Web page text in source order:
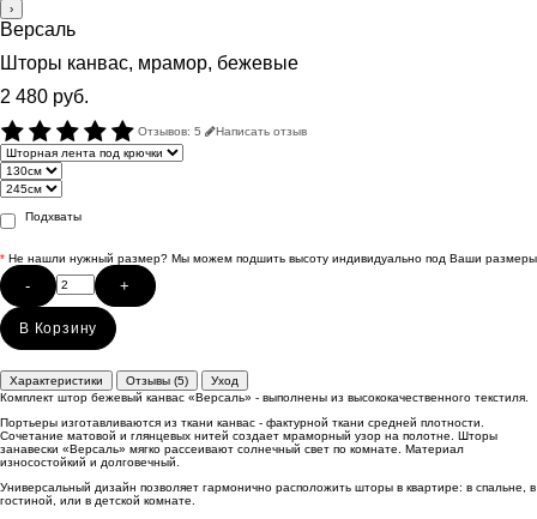
›
Версаль
Шторы канвас, мрамор, бежевые
2 480 руб.
Отзывов: 5 Написать отзыв
Подхваты
* Не нашли нужный размер? Мы можем подшить высоту индивидуально под Ваши размеры
- +
В Корзину
Характеристики Отзывы (5)
Уход
Комплект штор бежевый канвас «Версаль» - выполнены из высококачественного текстиля.
Портьеры изготавливаются из ткани канвас - фактурной ткани средней плотности.
Сочетание матовой и глянцевых нитей создает мраморный узор на полотне. Шторы
занавески «Версаль» мягко рассеивают солнечный свет по комнате. Материал
износостойкий и долговечный.
Универсальный дизайн позволяет гармонично расположить шторы в квартире: в спальне, в
гостиной, или в детской комнате.